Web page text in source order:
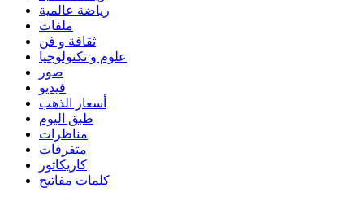
رياضة عالمية
ملفات
ثقافة و فن
علوم و تكنولوجيا
صور
فيديو
أسعار الذهب
طبق اليوم
مناظرات
متفرقات
كاريكاتور
كلمات مفاتيح